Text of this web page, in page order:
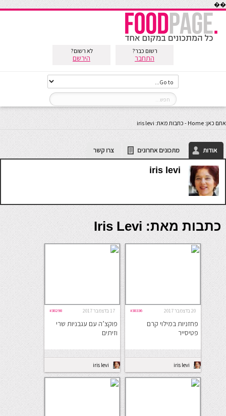
��
רשום כבר?
התחבר
לא רשום?
הירשם
אתם כאן: Home
- כתבות מאת: iris levi
אודות מתכונים אחרונים צרו קשר
iris levi
כתבות מאת: Iris Levi
20 בדצמבר 2017 #38336
פחזניות במילוי קרם
פטיסייר
iris levi
17 בדצמבר 2017 #38298
פוקצ’ה עם עגבניות שרי
וזיתים
iris levi